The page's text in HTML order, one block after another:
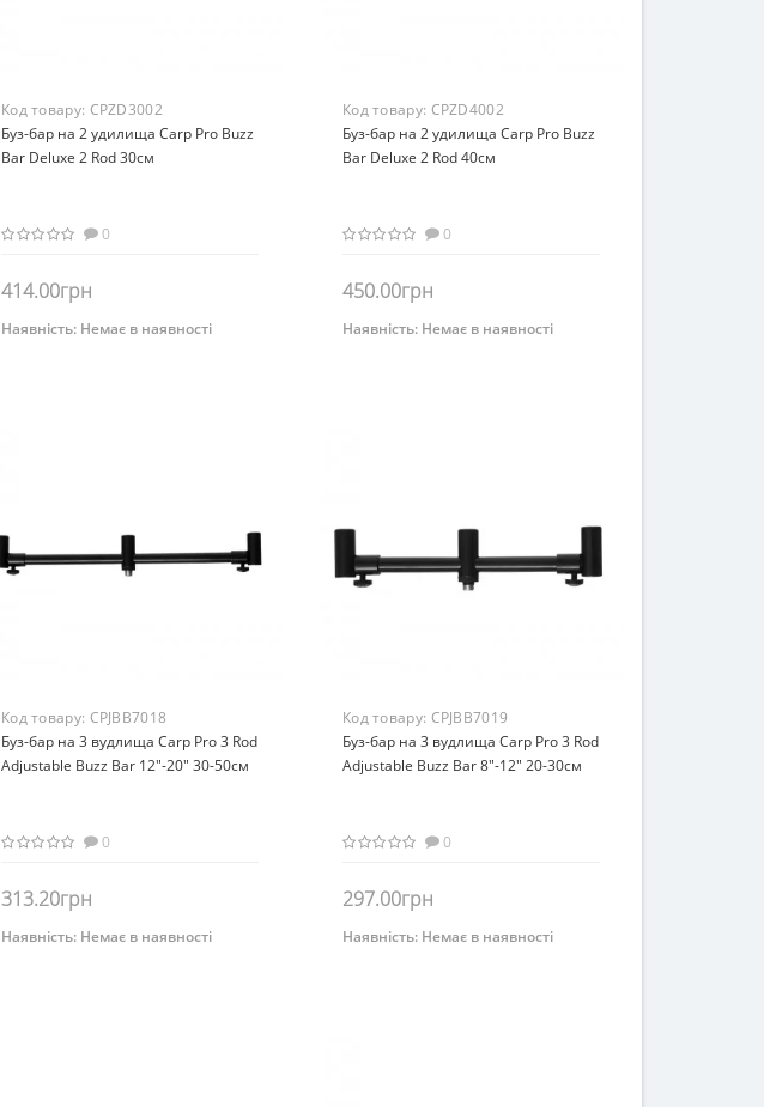
Код товару: CPZD3002
Буз-бар на 2 удилища Carp Pro Buzz
Bar Deluxe 2 Rod 30см
0
414.00грн
Немає на складі
Наявність: Немає в наявності
Код товару: CPZD4002
Буз-бар на 2 удилища Carp Pro Buzz
Bar Deluxe 2 Rod 40см
0
450.00грн
Немає на складі
Наявність: Немає в наявності
Код товару: CPJBB7018
Буз-бар на 3 вудлища Carp Pro 3 Rod
Adjustable Buzz Bar 12"-20" 30-50см
0
313.20грн
Немає на складі
Наявність: Немає в наявності
Код товару: CPJBB7019
Буз-бар на 3 вудлища Carp Pro 3 Rod
Adjustable Buzz Bar 8"-12" 20-30см
0
297.00грн
Немає на складі
Наявність: Немає в наявності